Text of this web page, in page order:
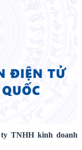
TNHH kinh doanh